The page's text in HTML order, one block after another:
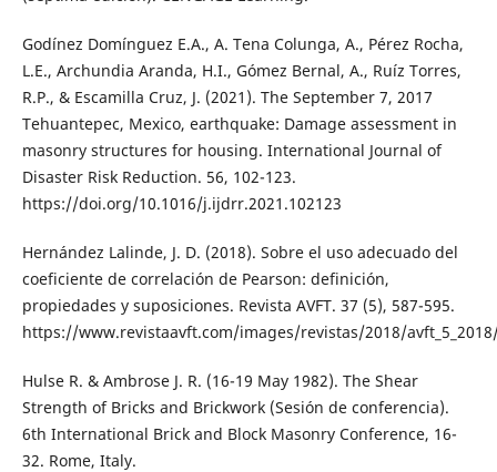
Godínez Domínguez E.A., A. Tena Colunga, A., Pérez Rocha,
L.E., Archundia Aranda, H.I., Gómez Bernal, A., Ruíz Torres,
R.P., & Escamilla Cruz, J. (2021). The September 7, 2017
Tehuantepec, Mexico, earthquake: Damage assessment in
masonry structures for housing. International Journal of
Disaster Risk Reduction. 56, 102-123.
https://doi.org/10.1016/j.ijdrr.2021.102123
Hernández Lalinde, J. D. (2018). Sobre el uso adecuado del
coeficiente de correlación de Pearson: definición,
propiedades y suposiciones. Revista AVFT. 37 (5), 587-595.
https://www.revistaavft.com/images/revistas/2018/
Hulse R. & Ambrose J. R. (16-19 May 1982). The Shear
Strength of Bricks and Brickwork (Sesión de conferencia).
6th International Brick and Block Masonry Conference, 16-
32. Rome, Italy.